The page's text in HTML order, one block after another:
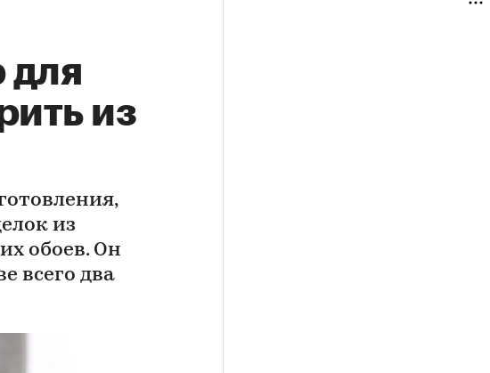
для
из
из
обоев. Он
всего два